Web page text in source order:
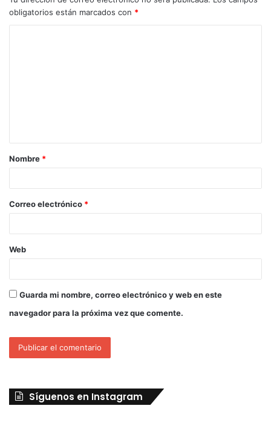
obligatorios están marcados con *
Nombre *
Correo electrónico *
Web
Guarda mi nombre, correo electrónico y web en este
navegador para la próxima vez que comente.
Síguenos en Instagram